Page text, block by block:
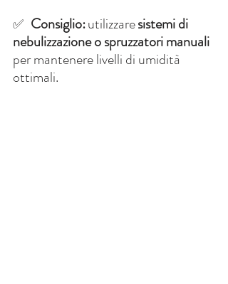
✅ Consiglio:utilizzaresistemi di
nebulizzazione o spruzzatori manuali
per mantenere livelli di umidità
ottimali.